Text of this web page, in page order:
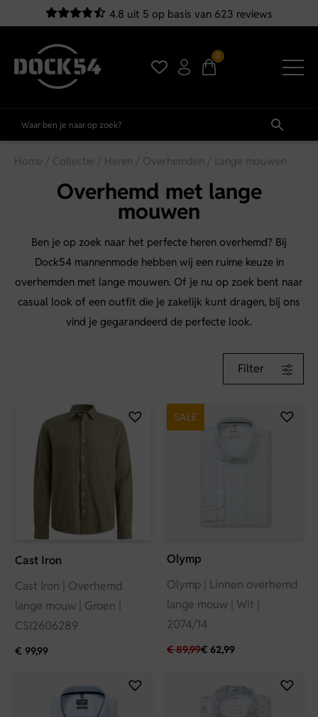
4.8 uit 5 op basis van 623 reviews
0
Home / Collectie / Heren / Overhemden / Lange mouwen
Overhemd met lange
mouwen
Ben je op zoek naar het perfecte heren overhemd? Bij
Dock54 mannenmode hebben wij een ruime keuze in
overhemden met lange mouwen. Of je nu op zoek bent naar
casual look of een outfit die je zakelijk kunt dragen, bij ons
vind je gegarandeerd de perfecte look.
Filter
Cast Iron
Cast Iron | Overhemd
lange mouw | Groen |
CSI2606289
€ 99,99
Olymp
SALE
Olymp | Linnen overhemd
lange mouw | Wit |
2074/14
€89,99€ 62,99